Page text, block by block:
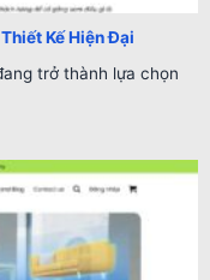
Kế Hiện Đại
trở thành lựa chọn